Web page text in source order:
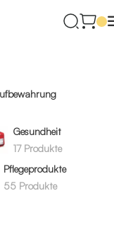
Gesundheit
17 Produkte
Pflegeprodukte
55 Produkte